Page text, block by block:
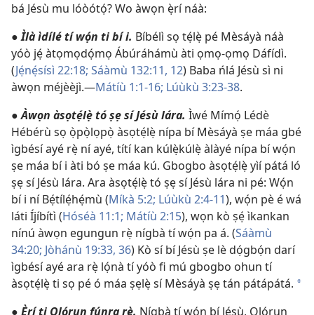
bá Jésù mu lóòótọ́? Wo àwọn ẹ̀rí náà:
●Ìlà ìdílé tí wọ́n ti bí i. Bíbélì sọ tẹ́lẹ̀ pé Mèsáyà náà
yóò jẹ́ àtọmọdọ́mọ Ábúráhámù àti ọmọ-ọmọ Dáfídì.
(Jẹ́nẹ́sísì 22:18; Sáàmù 132:11, 12) Baba ńlá Jésù sì ni
àwọn méjèèjì.—Mátíù 1:1-16; Lúùkù 3:23-38.
●Àwọn àsọtẹ́lẹ̀ tó ṣẹ sí Jésù lára. Ìwé Mímọ́ Lédè
Hébérù sọ ọ̀pọ̀lọpọ̀ àsọtẹ́lẹ̀ nípa bí Mèsáyà ṣe máa gbé
ìgbésí ayé rẹ̀ ní ayé, títí kan kúlẹ̀kúlẹ̀ àlàyé nípa bí wọ́n
ṣe máa bí i àti bó ṣe máa kú. Gbogbo àsọtẹ́lẹ̀ yìí pátá ló
ṣẹ sí Jésù lára. Ara àsọtẹ́lẹ̀ tó ṣẹ sí Jésù lára ni pé: Wọ́n
bí i ní Bẹ́tílẹ́hẹ́mù (Míkà 5:2; Lúùkù 2:4-11), wọ́n pè é wá
láti Íjíbítì (Hóséà 11:1; Mátíù 2:15), wọn kò ṣẹ́ ìkankan
nínú àwọn egungun rẹ̀ nígbà tí wọ́n pa á. (Sáàmù
34:20; Jòhánù 19:33, 36) Kò sí bí Jésù ṣe lè dọ́gbọ́n darí
ìgbésí ayé ara rẹ̀ lọ́nà tí yóò fi mú gbogbo ohun tí
àsọtẹ́lẹ̀ ti sọ pé ó máa ṣẹlẹ̀ sí Mèsáyà ṣẹ tán pátápátá. *
● Ẹ̀rí ti Ọlọ́run fúnra rẹ̀. Nígbà tí wọ́n bí Jésù, Ọlọ́run